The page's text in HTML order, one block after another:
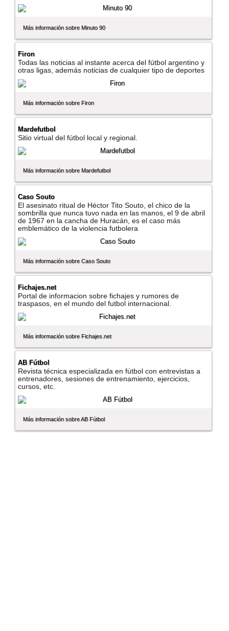
Más información sobre Minuto 90
Firon
Todas las noticias al instante acerca del fútbol argentino y
otras ligas, además noticias de cualquier tipo de deportes
Más información sobre Firon
Mardefutbol
Sitio virtual del fútbol local y regional.
Más información sobre Mardefutbol
Caso Souto
El asesinato ritual de Héctor Tito Souto, el chico de la
sombrilla que nunca tuvo nada en las manos, el 9 de abril
de 1967 en la cancha de Huracán, es el caso más
emblemático de la violencia futbolera
Más información sobre Caso Souto
Fichajes.net
Portal de informacion sobre fichajes y rumores de
traspasos, en el mundo del futbol internacional.
Más información sobre Fichajes.net
AB Fútbol
Revista técnica especializada en fútbol con entrevistas a
entrenadores, sesiones de entrenamiento, ejercicios,
cursos, etc.
Más información sobre AB Fútbol